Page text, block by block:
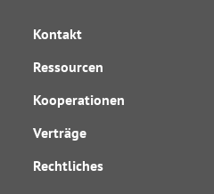
Kontakt
Ressourcen
Kooperationen
Verträge
Rechtliches